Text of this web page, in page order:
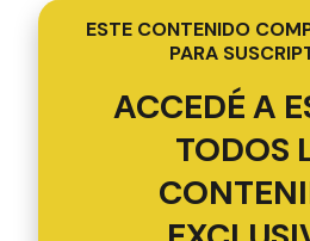
ESTE CONTENIDO
PARA
ACCEDÉ A
TODOS